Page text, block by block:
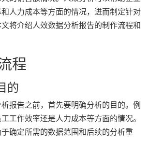
人力成本等方面的情况，进而制定针对
将介绍人效数据分析报告的制作流程和
程
的
报告之前，首先要明确分析的目的。例
工作效率还是人力成本等方面的情况。
确定所需的数据范围和后续的分析重